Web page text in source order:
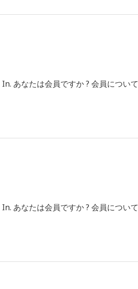
あなたは会員ですか ? 会員について
あなたは会員ですか ? 会員について